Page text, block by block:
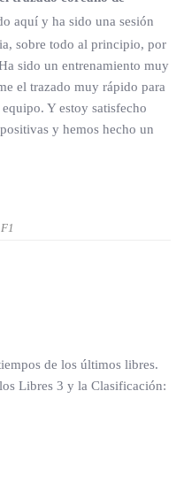
aquí y ha sido una sesión
sobre todo al principio, por
sido un entrenamiento muy
el trazado muy rápido para
Y estoy satisfecho
y hemos hecho un
de los últimos libres.
Libres 3 y la Clasificación: